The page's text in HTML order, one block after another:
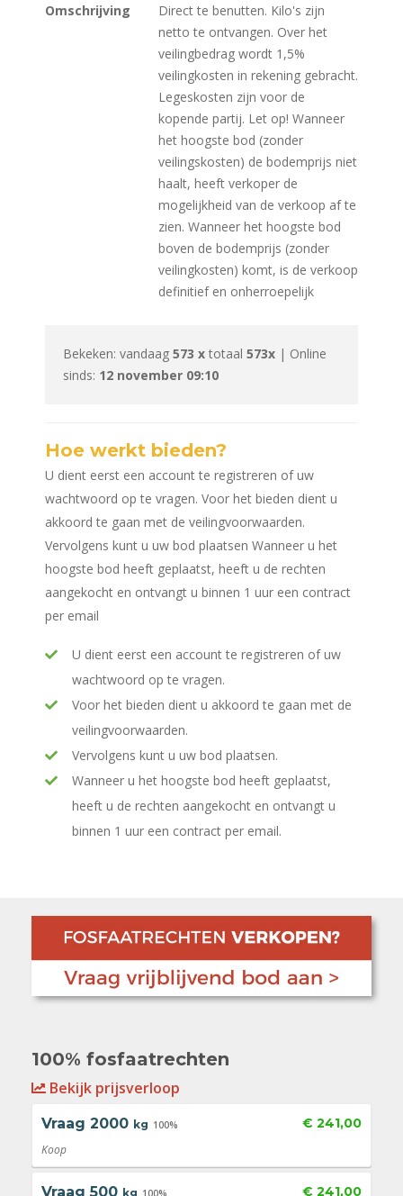
Omschrijving
Direct te benutten. Kilo's zijn
netto te ontvangen. Over het
veilingbedrag wordt 1,5%
veilingkosten in rekening gebracht.
Legeskosten zijn voor de
kopende partij. Let op! Wanneer
het hoogste bod (zonder
veilingskosten) de bodemprijs niet
haalt, heeft verkoper de
mogelijkheid van de verkoop af te
zien. Wanneer het hoogste bod
boven de bodemprijs (zonder
veilingkosten) komt, is de verkoop
definitief en onherroepelijk
Bekeken: vandaag 573 x totaal 573x | Online
sinds: 12 november 09:10
Hoe werkt bieden?
U dient eerst een account te registreren of uw
wachtwoord op te vragen. Voor het bieden dient u
akkoord te gaan met de veilingvoorwaarden.
Vervolgens kunt u uw bod plaatsen Wanneer u het
hoogste bod heeft geplaatst, heeft u de rechten
aangekocht en ontvangt u binnen 1 uur een contract
per email
U dient eerst een account te registreren of uw
wachtwoord op te vragen.
Voor het bieden dient u akkoord te gaan met de
veilingvoorwaarden.
Vervolgens kunt u uw bod plaatsen.
Wanneer u het hoogste bod heeft geplaatst,
heeft u de rechten aangekocht en ontvangt u
binnen 1 uur een contract per email.
100% fosfaatrechten
Bekijk prijsverloop
Vraag 2000 kg 100% € 241,00
Koop
Vraag 500 kg € 241,00